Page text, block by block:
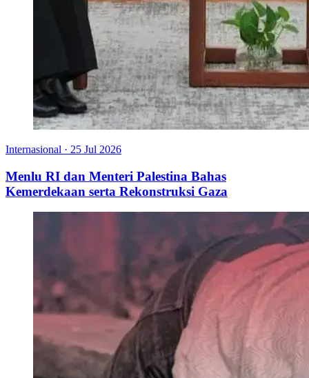
Internasional · 25 Jul 2026
Menlu RI dan Menteri Palestina Bahas
Kemerdekaan serta Rekonstruksi Gaza